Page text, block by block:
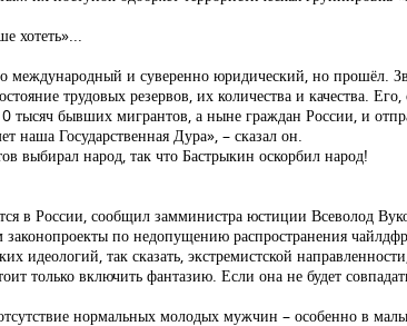
хотеть»...
и суверенно юридический, но прошёл.
трудовых резервов, их количества и качества.
тысяч бывших мигрантов, а ныне граждан России, и
наша Государственная Дура», – сказал он.
выбирал народ, так что Бастрыкин оскорбил народ!
в России, сообщил замминистра юстиции Всеволод
по недопущению распространения
так сказать, экстремистской
только включить фантазию. Если она не будет
нормальных молодых мужчин – особенно в